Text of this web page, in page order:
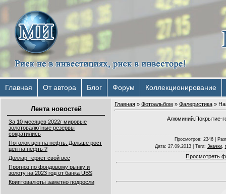
Главная От автора Блог Форум Коллекционирование
Лента новостей
За 10 месяцев 2022г мировые
золотовалютные резервы
сократились
Потолок цен на нефть. Дальше рост
цен на нефть ?
Доллар теряет свой вес
Прогноз по фондовому рынку и
золоту на 2023 год от банка UBS
Криптовалюты заметно подросли
Главная » Фотоальбом » Фалеристика »
Алюминий.Покрытие-
Просмотров: 2346 |
Дата: 27.09.2013 | Теги: Значки,
Просмотреть